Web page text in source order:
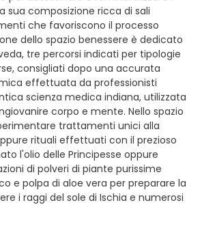
sua composizione ricca di sali
che favoriscono il processo
dello spazio benessere è dedicato
tre percorsi indicati per tipologie
consigliati dopo una accurata
effettuata da professionisti
scienza medica indiana, utilizzata
corpo e mente. Nello spazio
trattamenti unici alla
rituali effettuati con il prezioso
l'olio delle Principesse oppure
di polveri di piante purissime
e polpa di aloe vera per preparare la
i raggi del sole di Ischia e numerosi